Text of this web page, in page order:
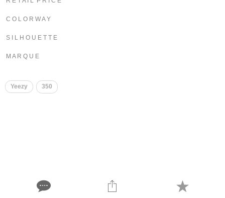
C O L O R W A Y
S I L H O U E T T E
M A R Q U E
Yeezy 350